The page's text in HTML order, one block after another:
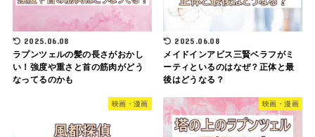
2025.06.08
ラプンツェルの髪の長さがおかし
い！強度や重さと首の筋肉がどう
なってるのかも
2025.06.08
メイドインアビス三賢ベラフがミ
ーティといるのはなぜ？正体と最
後はどうなる？
映画・漫画 映画・漫画